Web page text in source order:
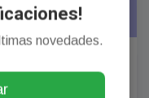
novedades.